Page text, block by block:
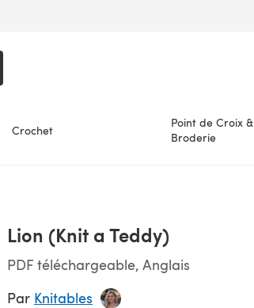
Crochet
Point de Croix &
Broderie
Lion (Knit a Teddy)
PDF téléchargeable, Anglais
Par Knitables